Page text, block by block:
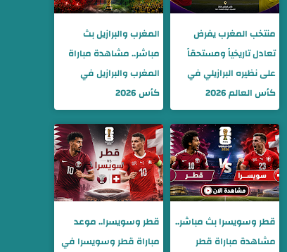
منتخب المغرب يفرض
تعادل تاريخياً ومستحقاً
على نظيره البرازيلي في
كأس العالم 2026
المغرب والبرازيل بث
مباشر.. مشاهدة مباراة
المغرب والبرازيل في
كأس 2026
قطر وسويسرا بث مباشر..
مشاهدة مباراة قطر
قطر وسويسرا.. موعد
مباراة قطر وسويسرا في